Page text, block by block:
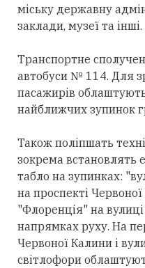
міську державну
заклади, музеї та інші.
Транспортне
автобуси № 114. Для
пасажирів
найближчих зупинок
Також поліпшать
зокрема встановлять
табло на зупинках:
на проспекті
"Флоренція" на
напрямках руху. На
Червоної Калини і
світлофори